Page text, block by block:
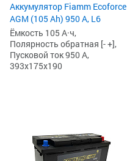
Аккумулятор Fiamm Ecoforce
AGM (105 Ah) 950 А, L6
Ёмкость 105 А·ч,
Полярность обратная [- +],
Пусковой ток 950 А,
393x175x190